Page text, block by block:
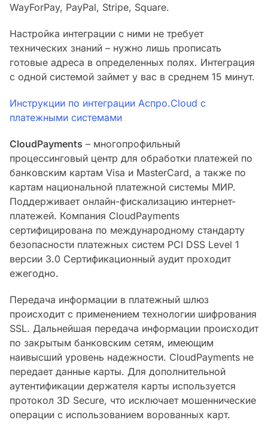
WayForPay, PayPal, Stripe, Square.
Настройка интеграции с ними не требует
технических знаний – нужно лишь прописать
готовые адреса в определенных полях. Интеграция
с одной системой займет у вас в среднем 15 минут.
Инструкции по интеграции Аспро.Cloud с
платежными системами
CloudPaymеnts – многопрофильный
процессинговый центр для обработки платежей по
банковским картам Visa и MasterCard, а также по
картам национальной платежной системы МИР.
Поддерживает онлайн-фискализацию интернет-
платежей. Компания CloudPayments
сертифицирована по международному стандарту
безопасности платежных систем PCI DSS Level 1
версии 3.0 Сертификационный аудит проходит
ежегодно.
Передача информации в платежный шлюз
происходит с применением технологии шифрования
SSL. Дальнейшая передача информации происходит
по закрытым банковским сетям, имеющим
наивысший уровень надежности. CloudPayments не
передает данные карты. Для дополнительной
аутентификации держателя карты используется
протокол 3D Secure, что исключает мошеннические
операции с использованием ворованных карт.